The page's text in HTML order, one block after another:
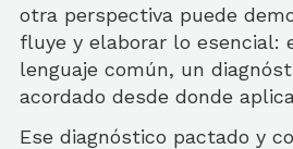
otra perspectiva puede
fluye y elaborar lo esencial:
lenguaje común, un
acordado desde donde
Ese diagnóstico pactado y